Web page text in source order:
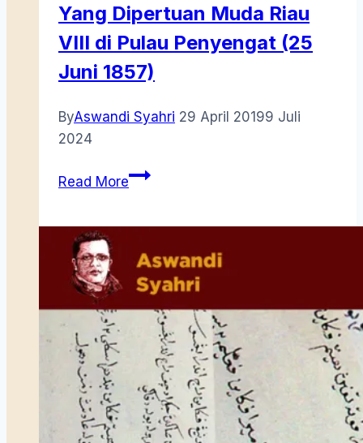
Yang Dipertuan Muda Riau
VIII di Pulau Penyengat (25
Juni 1857)
ByAswandi Syahri 29 April 20199 Juli
2024
Read MoreSyair
Ali
Yang
Muda
di
Pulau
Penyengat